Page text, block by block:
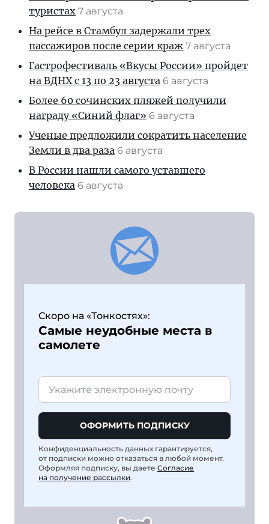
туристах 7 августа
На рейсе в Стамбул задержали трех
пассажиров после серии краж 7 августа
Гастрофестиваль «Вкусы России» пройдет
на ВДНХ с 13 по 23 августа 6 августа
Более 60 сочинских пляжей получили
награду «Синий флаг» 6 августа
Ученые предложили сократить население
Земли в два раза 6 августа
В России нашли самого уставшего
человека 6 августа
Скоро на «Тонкостях»:
Самые неудобные места в
самолете
ОФОРМИТЬ ПОДПИСКУ
Конфиденциальность данных гарантируется,
от подписки можно отказаться в любой момент.
Оформляя подписку, вы даете Согласие
на получение рассылки.